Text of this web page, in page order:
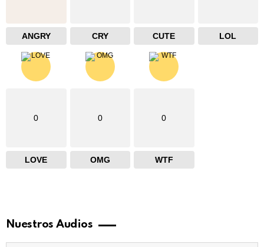
ANGRY CRY CUTE LOL
0
LOVE
0
OMG
0
WTF
Nuestros Audios